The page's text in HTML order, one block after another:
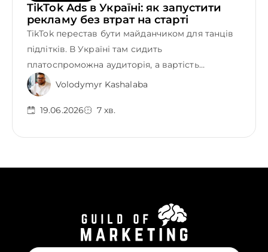
TikTok Ads в Україні: як запустити
рекламу без втрат на старті
TikTok перестав бути майданчиком для танців
підлітків. В Україні там сидить
платоспроможна аудиторія, а вартість…
Volodymyr Kashalaba
19.06.2026 7 хв.